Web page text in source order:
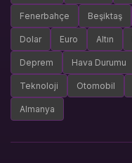
Fenerbahçe Beşiktaş
Dolar Euro Altın
Deprem Hava Durumu
Teknoloji Otomobil
Almanya